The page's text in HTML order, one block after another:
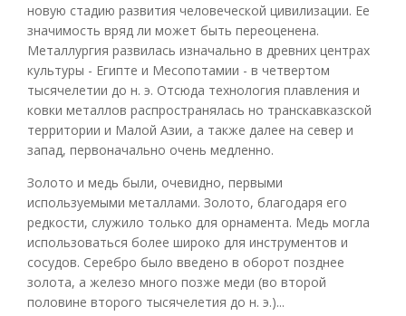
новую стадию развития человеческой цивилизации. Ее
значимость вряд ли может быть переоценена.
Металлургия развилась изначально в древних центрах
культуры - Египте и Месопотамии - в четвертом
тысячелетии до н. э. Отсюда технология плавления и
ковки металлов распространялась но транскавказской
территории и Малой Азии, а также далее на север и
запад, первоначально очень медленно.
Золото и медь были, очевидно, первыми
используемыми металлами. Золото, благодаря его
редкости, служило только для орнамента. Медь могла
использоваться более широко для инструментов и
сосудов. Серебро было введено в оборот позднее
золота, а железо много позже меди (во второй
половине второго тысячелетия до н. э.)...